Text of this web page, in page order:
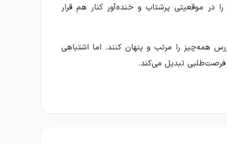
در موقعیتی پرشتاب و خنده‌آور کنار هم قرار
همه‌چیز را مرتب و پنهان کنند. اما اشتباهی
فرصت‌طلبی تبدیل می‌کند.